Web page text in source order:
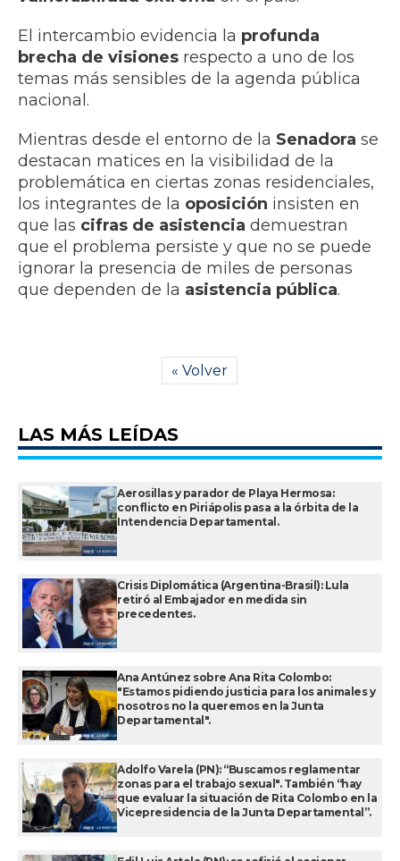
El intercambio evidencia la profunda
brecha de visiones respecto a uno de los
temas más sensibles de la agenda pública
nacional.
Mientras desde el entorno de la Senadora se
destacan matices en la visibilidad de la
problemática en ciertas zonas residenciales,
los integrantes de la oposición insisten en
que las cifras de asistencia demuestran
que el problema persiste y que no se puede
ignorar la presencia de miles de personas
que dependen de la asistencia pública.
« Volver
LAS MÁS LEÍDAS
Aerosillas y parador de Playa Hermosa:
conflicto en Piriápolis pasa a la órbita de la
Intendencia Departamental.
Crisis Diplomática (Argentina-Brasil): Lula
retiró al Embajador en medida sin
precedentes.
Ana Antúnez sobre Ana Rita Colombo:
"Estamos pidiendo justicia para los animales y
nosotros no la queremos en la Junta
Departamental".
Adolfo Varela (PN): “Buscamos reglamentar
zonas para el trabajo sexual". También “hay
que evaluar la situación de Rita Colombo en la
Vicepresidencia de la Junta Departamental”.